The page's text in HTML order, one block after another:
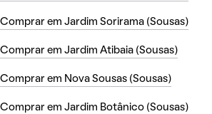
Comprar em Jardim Sorirama (Sousas)
Comprar em Jardim Atibaia (Sousas)
Comprar em Nova Sousas (Sousas)
Comprar em Jardim Botânico (Sousas)